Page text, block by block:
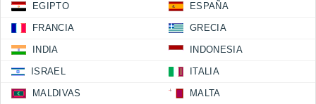
EGIPTO ESPAÑA
FRANCIA GRECIA
INDIA INDONESIA
ISRAEL ITALIA
MALDIVAS MALTA